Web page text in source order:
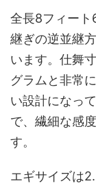
全長8フィー
継ぎの逆並継
います。仕舞
グラムと非常
い設計になっ
で、繊細な感
す。
エギサイズは